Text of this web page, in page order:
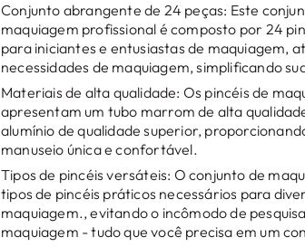
Conjunto abrangente de 24 peças: Este
maquiagem profissional é composto por 24
para iniciantes e entusiastas de maquiagem,
necessidades de maquiagem, simplificando
Materiais de alta qualidade: Os pincéis de
apresentam um tubo marrom de alta
alumínio de qualidade superior,
manuseio única e confortável.
Tipos de pincéis versáteis: O conjunto de
tipos de pincéis práticos necessários para
maquiagem., evitando o incômodo de
maquiagem - tudo que você precisa em um